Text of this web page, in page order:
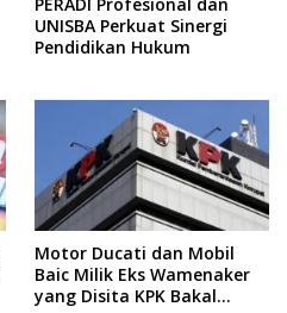
UNISBA Perkuat Sinergi
Pendidikan Hukum
Motor Ducati dan Mobil
Baic Milik Eks Wamenaker
yang Disita KPK Bakal